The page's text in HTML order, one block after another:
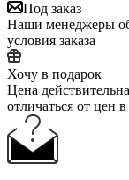
Под заказ
Наши менеджеры
условия заказа
Хочу в подарок
Цена
отличаться от цен